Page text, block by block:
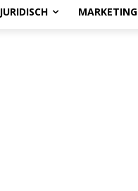
JURIDISCH MARKETING